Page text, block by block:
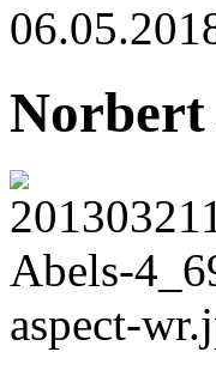
Norbert